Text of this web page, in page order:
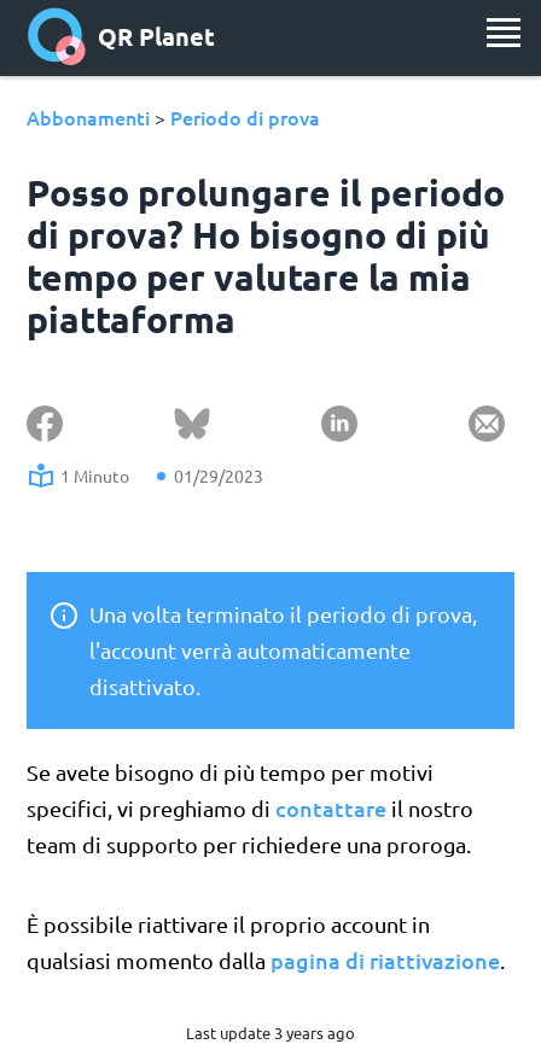
QR Planet
Abbonamenti > Periodo di prova
Posso prolungare il periodo
di prova? Ho bisogno di più
tempo per valutare la mia
piattaforma
1 Minuto 01/29/2023
Una volta terminato il periodo di prova,
l'account verrà automaticamente
disattivato.
Se avete bisogno di più tempo per motivi
specifici, vi preghiamo di contattare il nostro
team di supporto per richiedere una proroga.
È possibile riattivare il proprio account in
qualsiasi momento dalla pagina di riattivazione
Last update 3 years ago